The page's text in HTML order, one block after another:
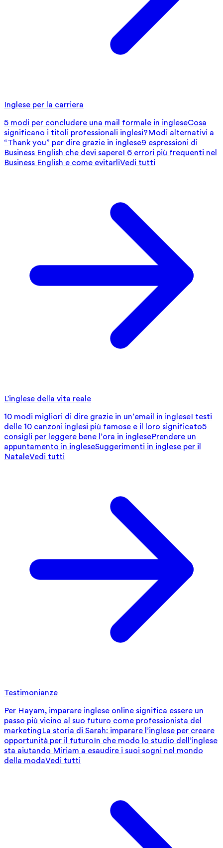
Inglese per la carriera
5 modi per concludere una mail formale in ingleseCosa
significano i titoli professionali inglesi?Modi alternativi a
“Thank you” per dire grazie in inglese9 espressioni di
Business English che devi sapereI 6 errori più frequenti nel
Business English e come evitarliVedi tutti
L'inglese della vita reale
10 modi migliori di dire grazie in un’email in ingleseI testi
delle 10 canzoni inglesi più famose e il loro significato5
consigli per leggere bene l’ora in inglesePrendere un
appuntamento in ingleseSuggerimenti in inglese per il
NataleVedi tutti
Testimonianze
Per Hayam, imparare inglese online significa essere un
passo più vicino al suo futuro come professionista del
marketingLa storia di Sarah: imparare l’inglese per creare
opportunità per il futuroIn che modo lo studio dell’inglese
sta aiutando Miriam a esaudire i suoi sogni nel mondo
della modaVedi tutti